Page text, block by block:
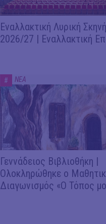
Εναλλακτική Λυρική Σκηνή
2026/27 | Εναλλακτική
# ΝΕΑ
Γεννάδειος Βιβλιοθήκη |
Ολοκληρώθηκε ο
Διαγωνισμός «Ο Τόπος